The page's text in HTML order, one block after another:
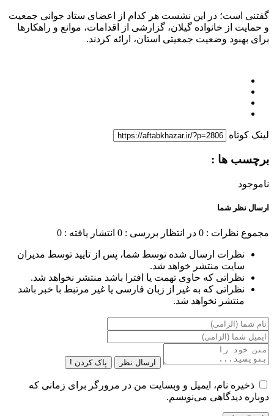
گفتنی است؛ در این نشست هر کدام از اعضای ستاد جوانی جمعیت
و حمایت از خانواده گیلان، گزارشی از اقدامات، موانع و راهکارها
برای بهبود وضعیت جمعیتی استان، ارائه کردند.
لینک کوتاه
برچسب ها :
ناموجود
ارسال نظر شما
مجموع نظرات : 0 در انتظار بررسی : 0 انتشار یافته : 0
نظرات ارسال شده توسط شما، پس از تایید توسط مدیران
سایت منتشر خواهد شد.
نظراتی که حاوی تهمت یا افترا باشد منتشر نخواهد شد.
نظراتی که به غیر از زبان فارسی یا غیر مرتبط با خبر باشد
منتشر نخواهد شد.
ارسال نظر پاک کردن !
ذخیره نام، ایمیل و وبسایت من در مرورگر برای زمانی که
دوباره دیدگاهی می‌نویسم.